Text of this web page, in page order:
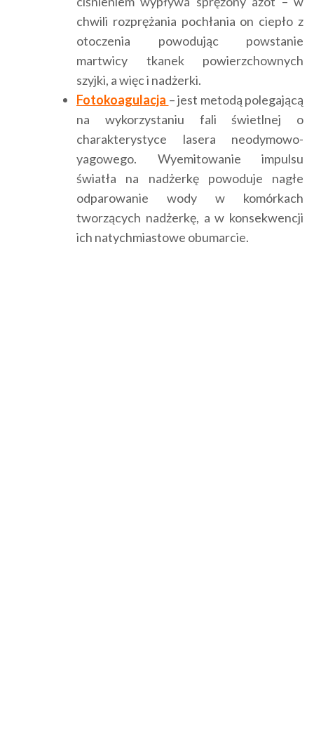
chwili rozprężania pochłania on ciepło z
otoczenia powodując powstanie
martwicy tkanek powierzchownych
szyjki, a więc i nadżerki.
Fotokoagulacja – jest metodą polegającą
na wykorzystaniu fali świetlnej o
charakterystyce lasera neodymowo-
yagowego. Wyemitowanie impulsu
światła na nadżerkę powoduje nagłe
odparowanie wody w komórkach
tworzących nadżerkę, a w konsekwencji
ich natychmiastowe obumarcie.